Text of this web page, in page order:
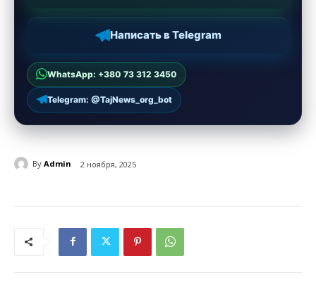
Написать в Telegram
WhatsApp: +380 73 312 3450
Telegram: @TajNews_org_bot
By Admin 2 ноября, 2025